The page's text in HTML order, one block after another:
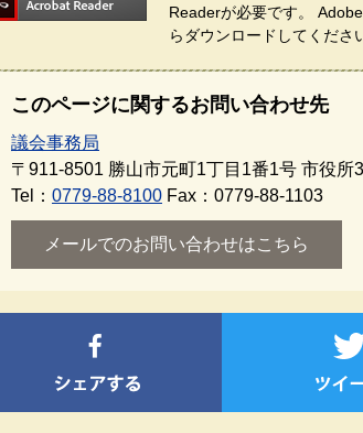
Readerが必要です。
らダウンロードしてくださ
このページに関するお問い合わせ先
議会事務局
〒911-8501 勝山市元町1丁目1番1号 市役所
Tel： 0779-88-8100 Fax：0779-88-1103
メールでのお問い合わせはこちら